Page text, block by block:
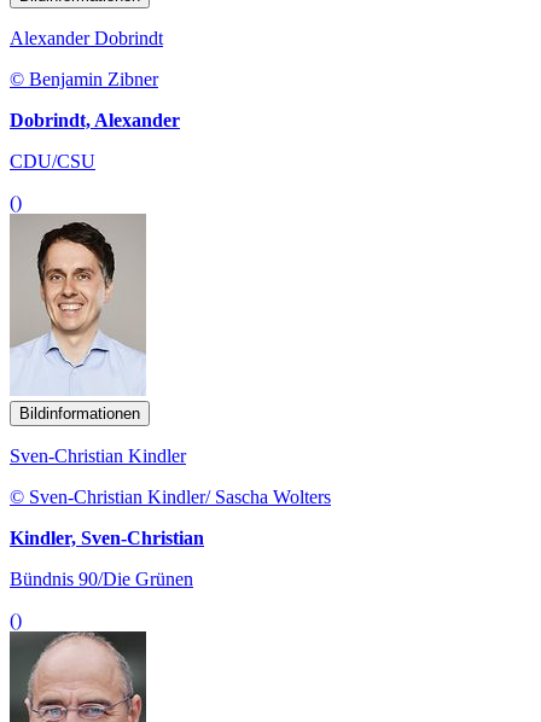
Alexander Dobrindt
© Benjamin Zibner
Dobrindt, Alexander
CDU/CSU
()
Bildinformationen
Sven-Christian Kindler
© Sven-Christian Kindler/ Sascha Wolters
Kindler, Sven-Christian
Bündnis 90/Die Grünen
()